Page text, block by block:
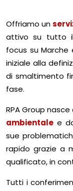
Offriamo un
attivo su tutto il
focus su Marche
iniziale alla
di smaltimento
fase.
RPA Group nasce
ambientale e
sue
rapido grazie a
qualificato, in
Tutti i